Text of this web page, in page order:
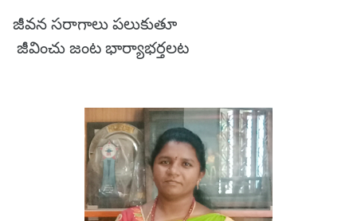
జీవన సరాగాలు పలుకుతూ
జీవించు జంట భార్యాభర్తలట